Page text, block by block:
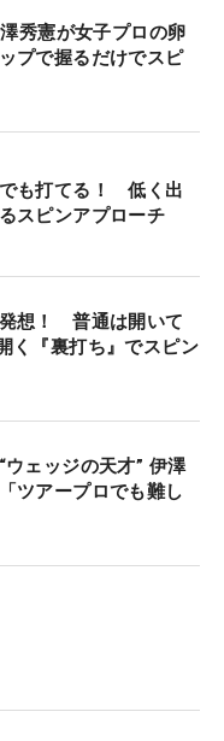
秀憲が女子プロの卵
プで握るだけでスピ
も打てる！ 低く出
スピンアプローチ
想！ 普通は開いて
く『裏打ち』でスピン
ェッジの天才” 伊澤
ツアープロでも難し